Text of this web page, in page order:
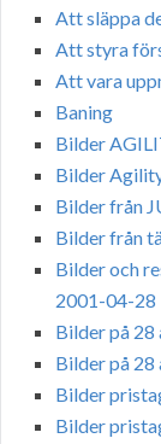
Att släppa
Att styra
Att vara
Baning
Bilder
Bilder
Bilder från
Bilder från
Bilder och
2001-04-28
Bilder på 28
Bilder på 28
Bilder
Bilder